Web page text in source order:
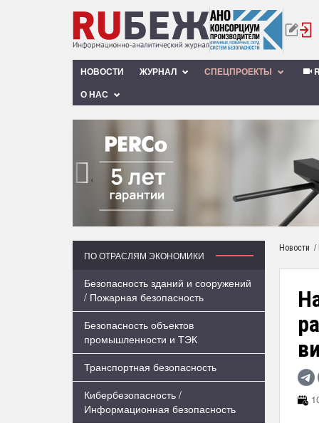
НОВОСТИ ЖУРНАЛ СПЕЦПРОЕКТЫ
О НАС
‹
ПО ОТРАСЛЯМ ЭКОНОМИКИ
Безопасность зданий и сооружений
/ Пожарная безопасность
Безопасность объектов
промышленности и ТЭК
Транспортная безопасность
Кибербезопасность /
Информационная безопасность
Новости /